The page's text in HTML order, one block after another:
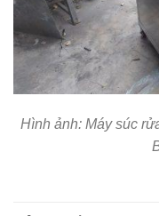
Hình ảnh: Máy súc